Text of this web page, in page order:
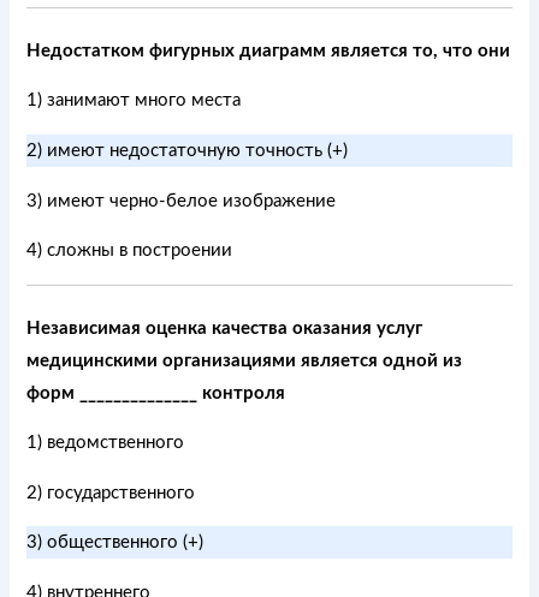
Недостатком фигурных диаграмм является то, что они
1) занимают много места
2) имеют недостаточную точность (+)
3) имеют черно-белое изображение
4) сложны в построении
Независимая оценка качества оказания услуг
медицинскими организациями является одной из
форм ______________ контроля
1) ведомственного
2) государственного
3) общественного (+)
4) внутреннего